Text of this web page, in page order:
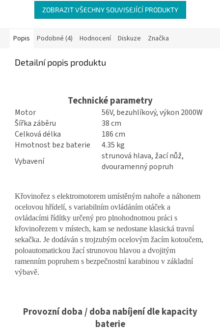
ZOBRAZIT VŠECHNY SOUVISEJÍCÍ PRODUKTY
Popis Podobné (4) Hodnocení Diskuze Značka
Detailní popis produktu
Technické parametry
Motor
56V, bezuhlíkový, výkon 2000W
Šířka záběru
38 cm
Celková délka
186 cm
Hmotnost bez baterie
4.35 kg
Vybavení
strunová hlava, žací nůž,
dvouramenný popruh
Křovinořez s elektromotorem umístěným nahoře a náhonem
ocelovou hřídelí, s variabilním ovládáním otáček a
ovládacími řídítky určený pro plnohodnotnou práci s
křovinořezem v místech, kam se nedostane klasická travní
sekačka. Je dodáván s trojzubým ocelovým žacím kotoučem,
poloautomatickou žací strunovou hlavou a dvojitým
ramenním popruhem s bezpečnostní karabinou v základní
výbavě.
Provozní doba / doba nabíjení dle kapacity
baterie